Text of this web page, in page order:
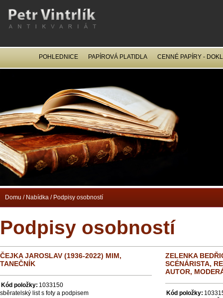
Podpisy osobností
ČEJKA JAROSLAV (1936-2022) MIM,
TANEČNÍK
Kód položky: 1033150
sběratelský list s foty a podpisem
ZELENKA
SCÉNÁRISTA,
AUTOR,
Kód položky:
POHLEDNICE PAPÍROVÁ PLATIDLA CENNÉ PAPÍRY -
Domu / Nabídka / Podpisy osobností